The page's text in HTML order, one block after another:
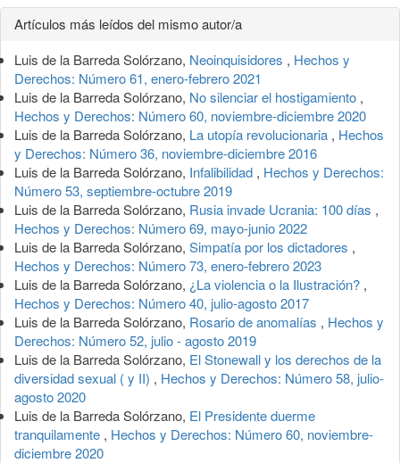
Detalles
del
artículo
Artículos más leídos del mismo autor/a
Luis de la Barreda Solórzano, Neoinquisidores , Hechos y
Derechos: Número 61, enero-febrero 2021
Luis de la Barreda Solórzano, No silenciar el hostigamiento ,
Hechos y Derechos: Número 60, noviembre-diciembre 2020
Luis de la Barreda Solórzano, La utopía revolucionaria , Hechos
y Derechos: Número 36, noviembre-diciembre 2016
Luis de la Barreda Solórzano, Infalibilidad , Hechos y Derechos:
Número 53, septiembre-octubre 2019
Luis de la Barreda Solórzano, Rusia invade Ucrania: 100 días ,
Hechos y Derechos: Número 69, mayo-junio 2022
Luis de la Barreda Solórzano, Simpatía por los dictadores ,
Hechos y Derechos: Número 73, enero-febrero 2023
Luis de la Barreda Solórzano, ¿La violencia o la Ilustración? ,
Hechos y Derechos: Número 40, julio-agosto 2017
Luis de la Barreda Solórzano, Rosario de anomalías , Hechos y
Derechos: Número 52, julio - agosto 2019
Luis de la Barreda Solórzano, El Stonewall y los derechos de la
diversidad sexual ( y II) , Hechos y Derechos: Número 58, julio-
agosto 2020
Luis de la Barreda Solórzano, El Presidente duerme
tranquilamente , Hechos y Derechos: Número 60, noviembre-
diciembre 2020